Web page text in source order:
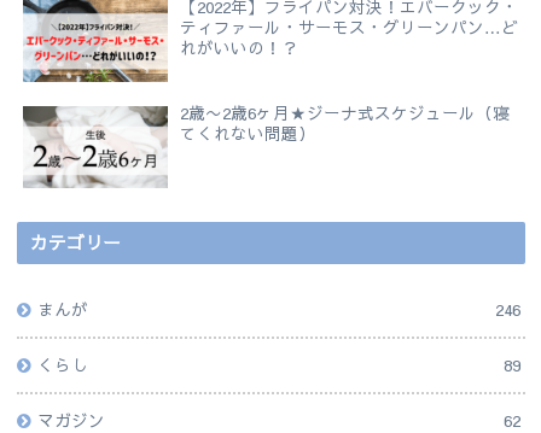
【2022年】フライパン対決！エバークック・
ティファール・サーモス・グリーンパン…ど
れがいいの！？
2歳〜2歳6ヶ月★ジーナ式スケジュール（寝
てくれない問題）
カテゴリー
まんが 246
くらし 89
マガジン 62